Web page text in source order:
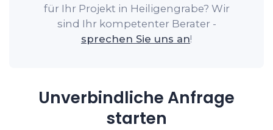
für Ihr Projekt in Heiligengrabe? Wir
sind Ihr kompetenter Berater -
sprechen Sie uns an!
Unverbindliche Anfrage
starten